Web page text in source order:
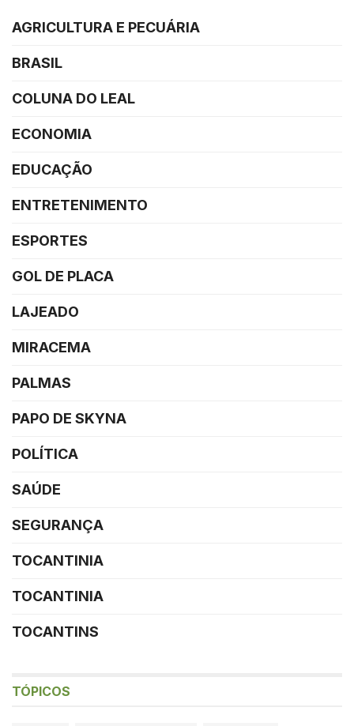
AGRICULTURA E PECUÁRIA
BRASIL
COLUNA DO LEAL
ECONOMIA
EDUCAÇÃO
ENTRETENIMENTO
ESPORTES
GOL DE PLACA
LAJEADO
MIRACEMA
PALMAS
PAPO DE SKYNA
POLÍTICA
SAÚDE
SEGURANÇA
TOCANTINIA
TOCANTINIA
TOCANTINS
TÓPICOS